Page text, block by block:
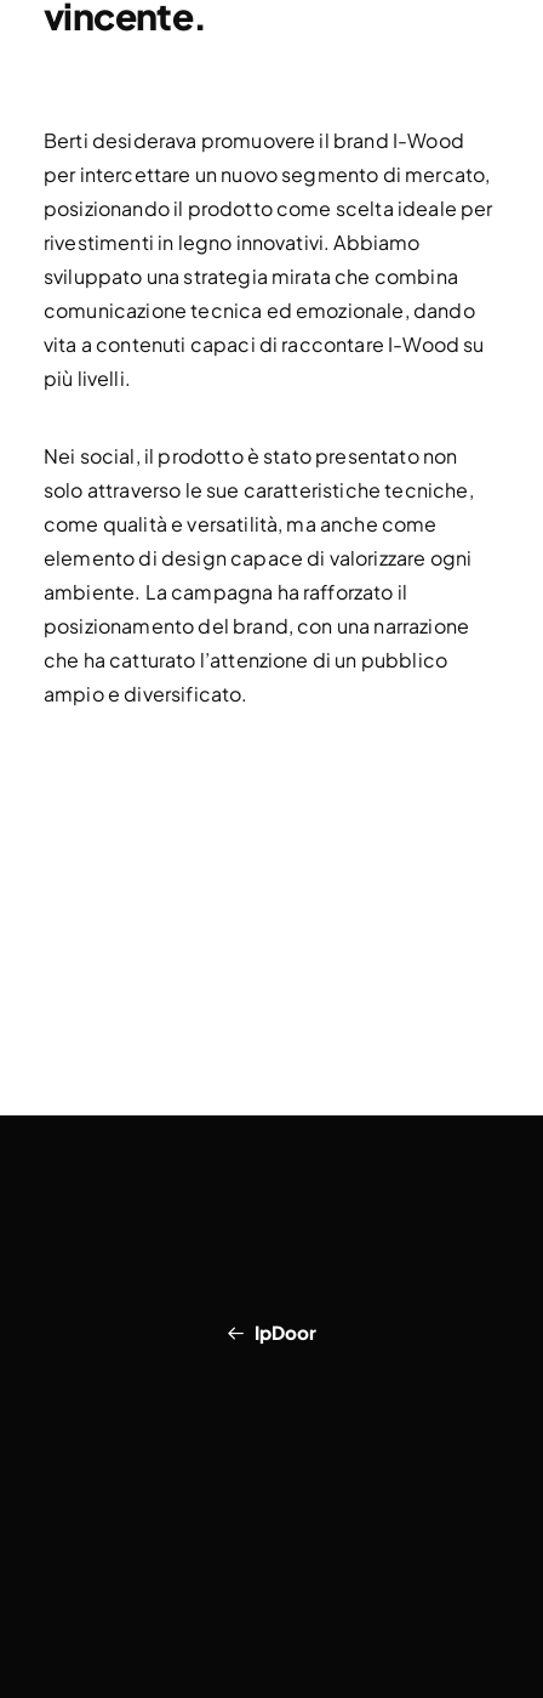
vincente.
Berti desiderava promuovere il brand I-Wood
per intercettare un nuovo segmento di mercato,
posizionando il prodotto come scelta ideale per
rivestimenti in legno innovativi. Abbiamo
sviluppato una strategia mirata che combina
comunicazione tecnica ed emozionale, dando
vita a contenuti capaci di raccontare I-Wood su
più livelli.
Nei social, il prodotto è stato presentato non
solo attraverso le sue caratteristiche tecniche,
come qualità e versatilità, ma anche come
elemento di design capace di valorizzare ogni
ambiente. La campagna ha rafforzato il
posizionamento del brand, con una narrazione
che ha catturato l’attenzione di un pubblico
ampio e diversificato.
IpDoor